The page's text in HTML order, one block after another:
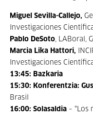
Miguel Sevilla-Callejo,
Investigaciones
Pablo DeSoto, LABoral,
Marcia Lika Hattori,
Investigaciones
13:45: Bazkaria
15:30: Konferentzia:
Brasil
16:00: Solasaldia – “Los